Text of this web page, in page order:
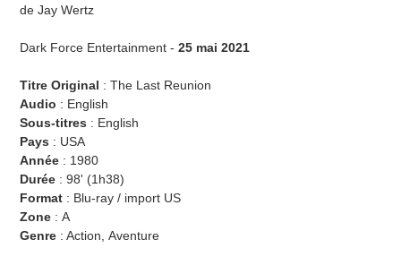
de Jay Wertz
Dark Force Entertainment - 25 mai 2021
Titre Original : The Last Reunion
Audio : English
Sous-titres : English
Pays : USA
Année : 1980
Durée : 98' (1h38)
Format : Blu-ray / import US
Zone : A
Genre : Action, Aventure